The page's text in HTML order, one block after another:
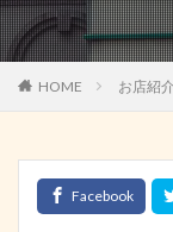
HOME お店紹介